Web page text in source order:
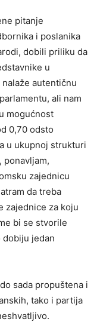
pitanje
i poslanika
dobili priliku da
u
autentičnu
ali nam
mogućnost
0,70 odsto
u ukupnoj strukturi
ponavljam,
zajednicu
da treba
zajednice za koju
bi se stvorile
dobiju jedan
sada propuštena i
tako i partija